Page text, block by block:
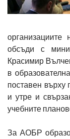
организациите
обсъди с
Красимир
в
поставен върху
и утре и
учебните
За АОБР